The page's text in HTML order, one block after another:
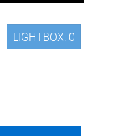
LIGHTBOX: 0